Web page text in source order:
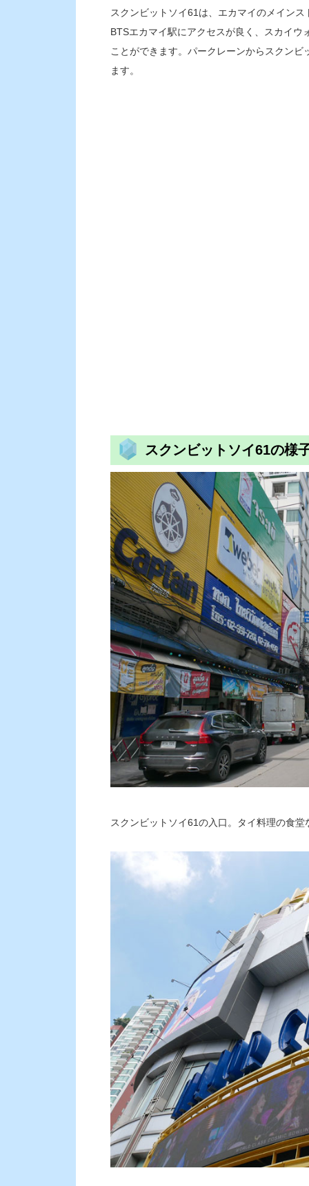
スクンビットソイ61は、エカマイのメイン
BTSエカマイ駅にアクセスが良く、スカイ
ことができます。パークレーンからスクン
ます。
スクンビットソイ61の様
スクンビットソイ61の入口。タイ料理の食堂